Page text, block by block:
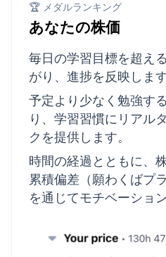
🏆 メダルランキング
あなたの株価
毎日の学習目標を超え
がり、進捗を反映します
予定より少なく勉強す
り、学習習慣にリアル
クを提供します。
時間の経過とともに、
累積偏差（願わくばプ
を通じてモチベーショ